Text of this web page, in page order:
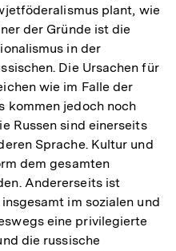
plant, wie
der Gründe ist die
in der
Die Ursachen für
wie im Falle der
kommen jedoch noch
Russen sind einerseits
Sprache. Kultur und
dem gesamten
Andererseits ist
im sozialen und
eine privilegierte
die russische